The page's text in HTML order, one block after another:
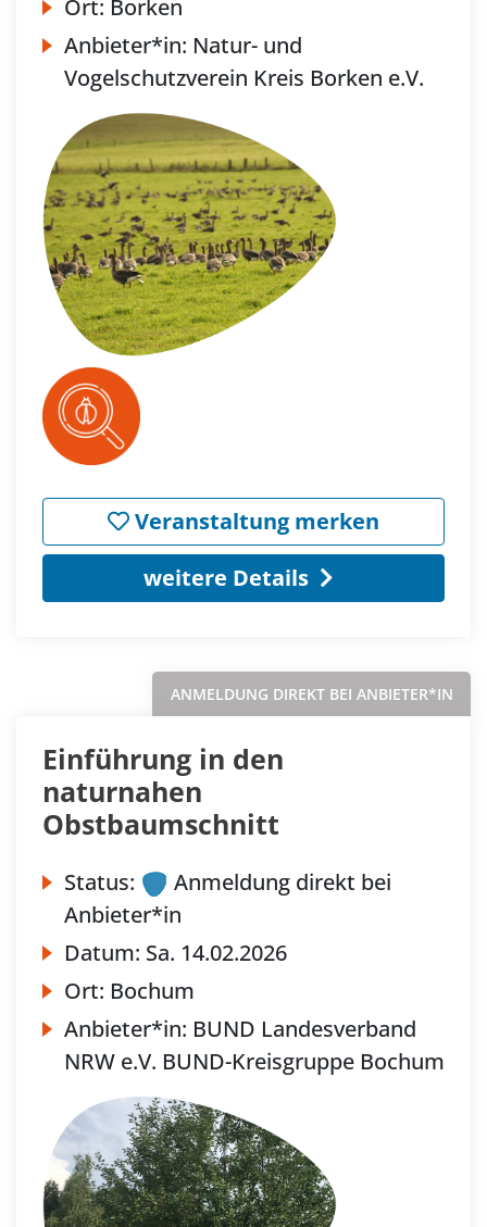
Ort: Borken
Anbieter*in: Natur- und
Vogelschutzverein Kreis Borken e.V.
Veranstaltung merken
weitere Details
ANMELDUNG DIREKT BEI ANBIETER*IN
Einführung in den
naturnahen
Obstbaumschnitt
Status:
Anmeldung direkt bei
Anbieter*in
Datum: Sa. 14.02.2026
Ort: Bochum
Anbieter*in: BUND Landesverband
NRW e.V. BUND-Kreisgruppe Bochum